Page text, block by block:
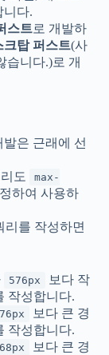
니다.
스트로 개발하
크탑 퍼스트(사
습니다.)로 개
발은 근래에 선
도
max-
하여 사용하
리를 작성하면
576px
보다 작
작성합니다.
보다 큰 경
작성합니다.
보다 큰 경